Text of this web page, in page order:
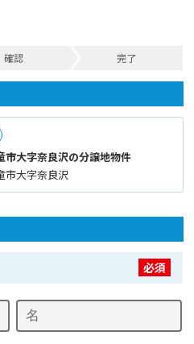
確認 完了
市大字奈良沢の分譲地物件
市大字奈良沢
必須